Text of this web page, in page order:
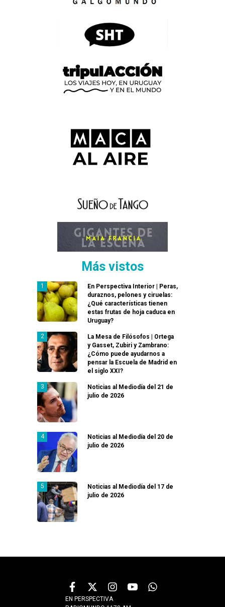
Más vistos
En Perspectiva Interior | Peras,
duraznos, pelones y ciruelas:
¿Qué características tienen
estas frutas de hoja caduca en
Uruguay?
La Mesa de Filósofos | Ortega
y Gasset, Zubiri y Zambrano:
¿Cómo puede ayudarnos a
pensar la Escuela de Madrid en
el siglo XXI?
Noticias al Mediodía del 21 de
julio de 2026
Noticias al Mediodía del 20 de
julio de 2026
Noticias al Mediodía del 17 de
julio de 2026
EN PERSPECTIVA